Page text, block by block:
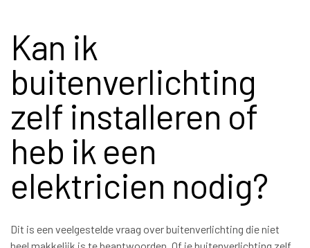
Kan ik
buitenverlichting
zelf installeren of
heb ik een
elektricien nodig?
Dit is een veelgestelde vraag over buitenverlichting die niet